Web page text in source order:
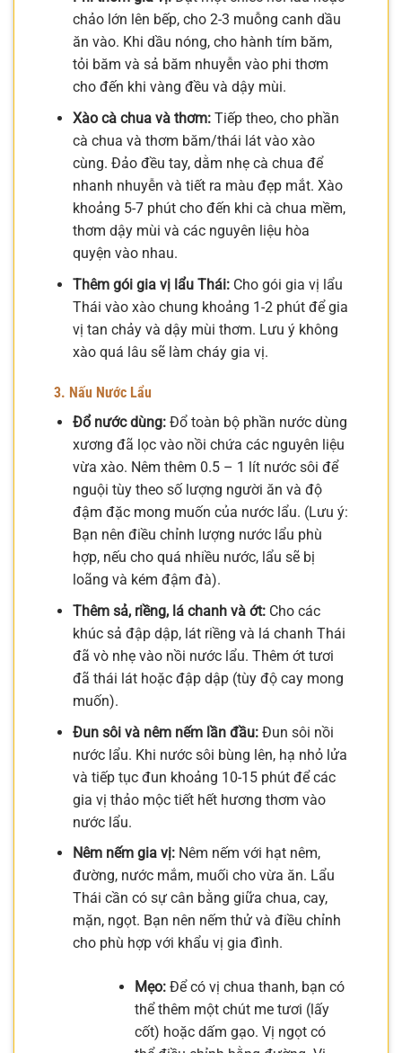
chảo lớn lên bếp, cho 2-3 muỗng canh dầu
ăn vào. Khi dầu nóng, cho hành tím băm,
tỏi băm và sả băm nhuyễn vào phi thơm
cho đến khi vàng đều và dậy mùi.
Xào cà chua và thơm:Tiếp theo, cho phần
cà chua và thơm băm/thái lát vào xào
cùng. Đảo đều tay, dằm nhẹ cà chua để
nhanh nhuyễn và tiết ra màu đẹp mắt. Xào
khoảng 5-7 phút cho đến khi cà chua mềm,
thơm dậy mùi và các nguyên liệu hòa
quyện vào nhau.
Thêm gói gia vị lẩu Thái:Cho gói gia vị lẩu
Thái vào xào chung khoảng 1-2 phút để gia
vị tan chảy và dậy mùi thơm. Lưu ý không
xào quá lâu sẽ làm cháy gia vị.
3. Nấu Nước Lẩu
Đổ nước dùng:Đổ toàn bộ phần nước dùng
xương đã lọc vào nồi chứa các nguyên liệu
vừa xào. Nêm thêm 0.5 – 1 lít nước sôi để
nguội tùy theo số lượng người ăn và độ
đậm đặc mong muốn của nước lẩu. (Lưu ý:
Bạn nên điều chỉnh lượng nước lẩu phù
hợp, nếu cho quá nhiều nước, lẩu sẽ bị
loãng và kém đậm đà).
Thêm sả, riềng, lá chanh và ớt:Cho các
khúc sả đập dập, lát riềng và lá chanh Thái
đã vò nhẹ vào nồi nước lẩu. Thêm ớt tươi
đã thái lát hoặc đập dập (tùy độ cay mong
muốn).
Đun sôi và nêm nếm lần đầu:Đun sôi nồi
nước lẩu. Khi nước sôi bùng lên, hạ nhỏ lửa
và tiếp tục đun khoảng 10-15 phút để các
gia vị thảo mộc tiết hết hương thơm vào
nước lẩu.
Nêm nếm gia vị:Nêm nếm với hạt nêm,
đường, nước mắm, muối cho vừa ăn. Lẩu
Thái cần có sự cân bằng giữa chua, cay,
mặn, ngọt. Bạn nên nếm thử và điều chỉnh
cho phù hợp với khẩu vị gia đình.
Mẹo:Để có vị chua thanh, bạn có
thể thêm một chút me tươi (lấy
cốt) hoặc dấm gạo. Vị ngọt có